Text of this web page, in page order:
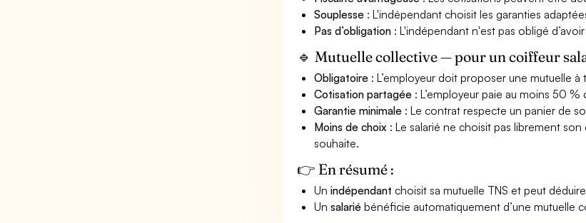
Souplesse : L'indépendant choisit les garanties
Pas d’obligation : L'indépendant n'est pas obligé
🔹 Mutuelle collective — pour un coiffeur
Obligatoire : L’employeur doit proposer une mutuelle à
Cotisation partagée : L’employeur paie au moins 50
Garantie minimale : Le contrat respecte un panier de
Moins de choix : Le salarié ne choisit pas librement
souhaite.
👉 En résumé :
Unindépendant choisit sa mutuelle TNS et peut
Unsalarié bénéficie automatiquement d’une mutuelle